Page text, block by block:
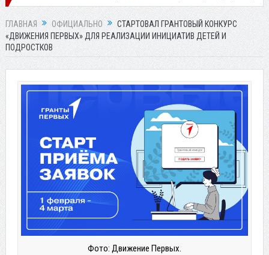
ГЛАВНАЯ ОФИЦИАЛЬНО
СТАРТОВАЛ ГРАНТОВЫЙ КОНКУРС
«ДВИЖЕНИЯ ПЕРВЫХ» ДЛЯ РЕАЛИЗАЦИИ ИНИЦИАТИВ ДЕТЕЙ И
ПОДРОСТКОВ
Фото: Движение Первых.